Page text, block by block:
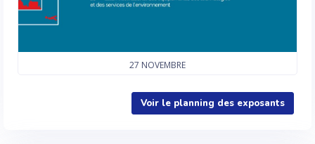
27 NOVEMBRE
Voir le planning des exposants